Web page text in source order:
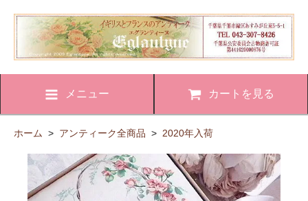
メニュー カートを見る
ホーム > アンティーク全商品 > 2020年入荷